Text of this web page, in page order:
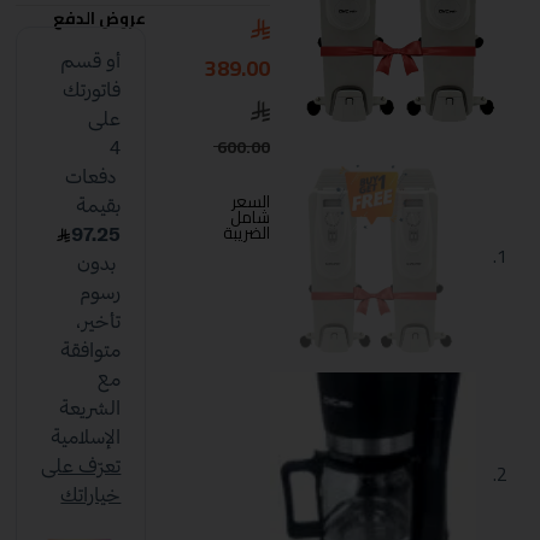
600.00
389.00
السعر
شامل
الضريبة
عروض الدفع